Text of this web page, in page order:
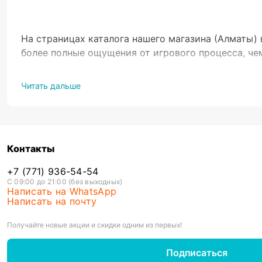
На страницах каталога нашего магазина
более полные ощущения от игрового процесса,
тактильного отклика (на определенные
стандартные решения, разработанные для
Подключение, настройки геймпада
Перед выбором модели уточните, как подключить
нужный разъем. Даже если необходимого
Выгодным дополнением к джойстику являются
понадобилось бы больше усилий и времени,
перемещаться по разным областям игры
Читать дальше
Контакты
+7 (771) 936-54-54
С 09:00 до 21:00 (без выходных)
Написать на WhatsApp
Написать на почту
Получайте новые акции и скидки одним из первых!
Подписаться